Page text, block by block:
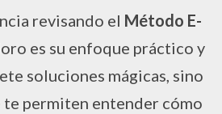
revisando el Método E-
es su enfoque práctico y
soluciones mágicas, sino
te permiten entender cómo